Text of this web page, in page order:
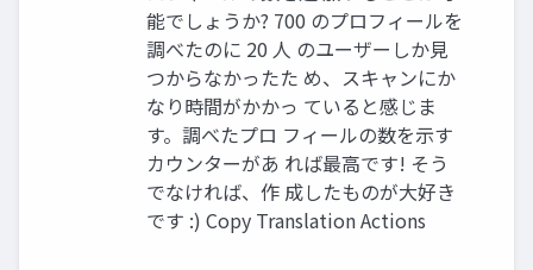
能でしょうか? 700 のプロフィールを
調べたのに 20 人 のユーザーしか見
つからなかったた め、スキャンにか
なり時間がかかっ ていると感じま
す。調べたプロ フィールの数を示す
カウンターがあ れば最高です! そう
でなければ、作 成したものが大好き
です :) Copy Translation Actions